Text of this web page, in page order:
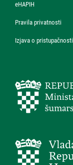
eHAPIH
Pravila privatnosti
Izjava o pristupačnosti